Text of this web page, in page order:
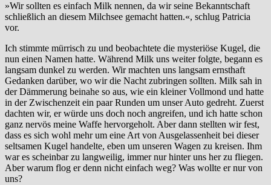
»Wir sollten es einfach Milk nennen, da wir seine Bekanntschaft
schließlich an diesem Milchsee gemacht hatten.«, schlug Patricia
vor.
Ich stimmte mürrisch zu und beobachtete die mysteriöse Kugel, die
nun einen Namen hatte. Während Milk uns weiter folgte, begann es
langsam dunkel zu werden. Wir machten uns langsam ernsthaft
Gedanken darüber, wo wir die Nacht zubringen sollten. Milk sah in
der Dämmerung beinahe so aus, wie ein kleiner Vollmond und hatte
in der Zwischenzeit ein paar Runden um unser Auto gedreht. Zuerst
dachten wir, er würde uns doch noch angreifen, und ich hatte schon
ganz nervös meine Waffe hervorgeholt. Aber dann stellten wir fest,
dass es sich wohl mehr um eine Art von Ausgelassenheit bei dieser
seltsamen Kugel handelte, eben um unseren Wagen zu kreisen. Ihm
war es scheinbar zu langweilig, immer nur hinter uns her zu fliegen.
Aber warum flog er denn nicht einfach weg? Was wollte er nur von
uns?